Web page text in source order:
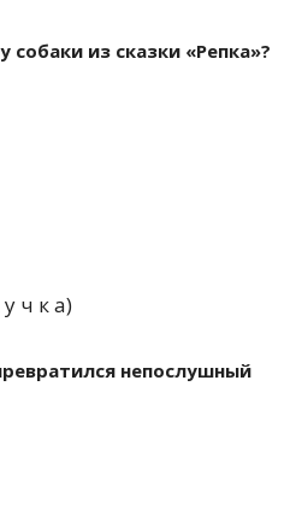
собаки из сказки «Репка»?
ч к а)
непослушный